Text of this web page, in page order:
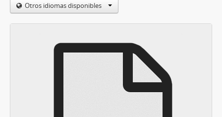
Otros idiomas disponibles